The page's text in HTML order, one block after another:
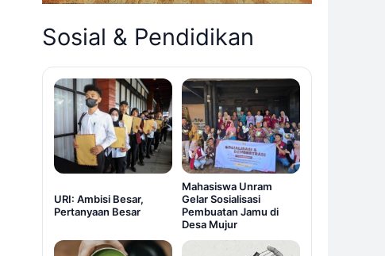
Sosial & Pendidikan
URI: Ambisi Besar,
Pertanyaan Besar
Mahasiswa Unram
Gelar Sosialisasi
Pembuatan Jamu di
Desa Mujur